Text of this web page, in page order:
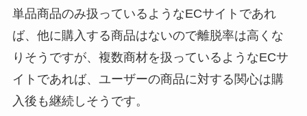
単品商品のみ扱っているようなECサイトであれ
ば、他に購入する商品はないので離脱率は高くな
りそうですが、複数商材を扱っているようなECサ
イトであれば、ユーザーの商品に対する関心は購
入後も継続しそうです。